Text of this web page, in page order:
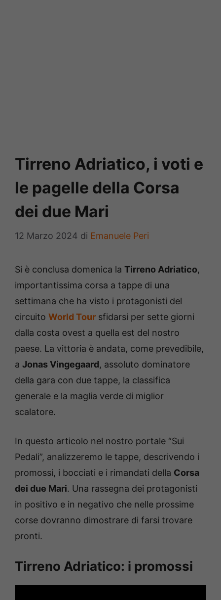
Tirreno Adriatico, i voti e
le pagelle della Corsa
dei due Mari
12 Marzo 2024 di Emanuele Peri
Si è conclusa domenica la Tirreno Adriatico,
importantissima corsa a tappe di una
settimana che ha visto i protagonisti del
circuito World Tour sfidarsi per sette giorni
dalla costa ovest a quella est del nostro
paese. La vittoria è andata, come prevedibile,
a Jonas Vingegaard, assoluto dominatore
della gara con due tappe, la classifica
generale e la maglia verde di miglior
scalatore.
In questo articolo nel nostro portale “Sui
Pedali”, analizzeremo le tappe, descrivendo i
promossi, i bocciati e i rimandati della Corsa
dei due Mari. Una rassegna dei protagonisti
in positivo e in negativo che nelle prossime
corse dovranno dimostrare di farsi trovare
pronti.
Tirreno Adriatico: i promossi